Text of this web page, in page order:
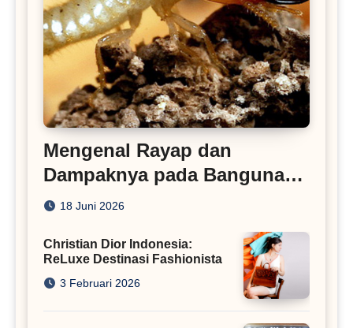
Mengenal Rayap dan
Dampaknya pada Bangunan
Rumah
18 Juni 2026
Christian Dior Indonesia:
ReLuxe Destinasi Fashionista
3 Februari 2026